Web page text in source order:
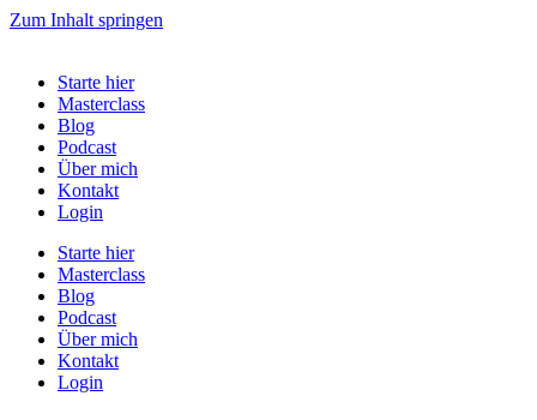
Zum Inhalt springen
Starte hier
Masterclass
Blog
Podcast
Über mich
Kontakt
Login
Starte hier
Masterclass
Blog
Podcast
Über mich
Kontakt
Login